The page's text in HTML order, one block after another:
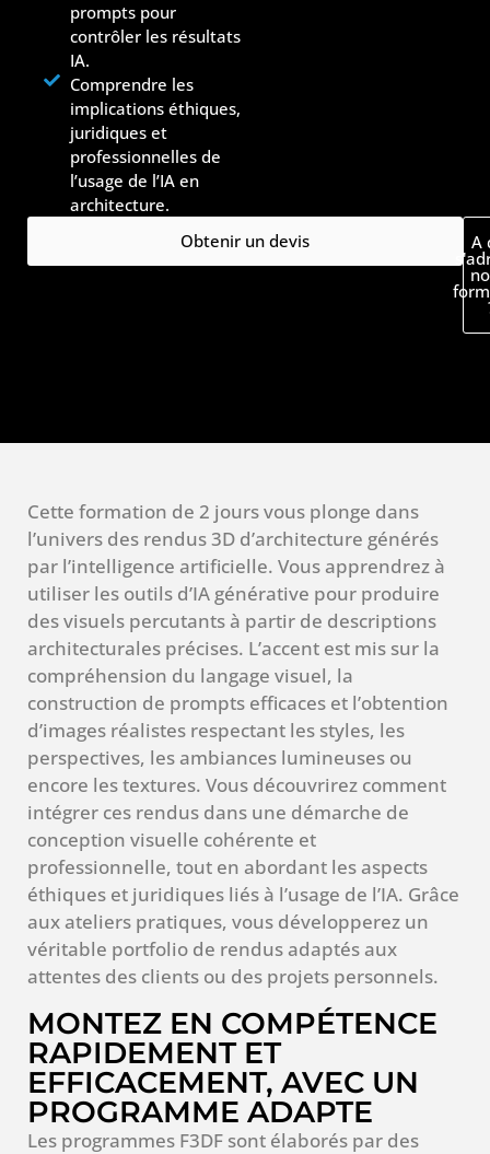
prompts pour
contrôler les résultats
IA.
Comprendre les
implications éthiques,
juridiques et
professionnelles de
l’usage de l’IA en
architecture.
Obtenir un devis A
Cette formation de 2 jours vous plonge dans
l’univers des rendus 3D d’architecture générés
par l’intelligence artificielle. Vous apprendrez à
utiliser les outils d’IA générative pour produire
des visuels percutants à partir de descriptions
architecturales précises. L’accent est mis sur la
compréhension du langage visuel, la
construction de prompts efficaces et l’obtention
d’images réalistes respectant les styles, les
perspectives, les ambiances lumineuses ou
encore les textures. Vous découvrirez comment
intégrer ces rendus dans une démarche de
conception visuelle cohérente et
professionnelle, tout en abordant les aspects
éthiques et juridiques liés à l’usage de l’IA. Grâce
aux ateliers pratiques, vous développerez un
véritable portfolio de rendus adaptés aux
attentes des clients ou des projets personnels.
MONTEZ EN COMPÉTENCE
RAPIDEMENT ET
EFFICACEMENT, AVEC UN
PROGRAMME ADAPTE
Les programmes F3DF sont élaborés par des